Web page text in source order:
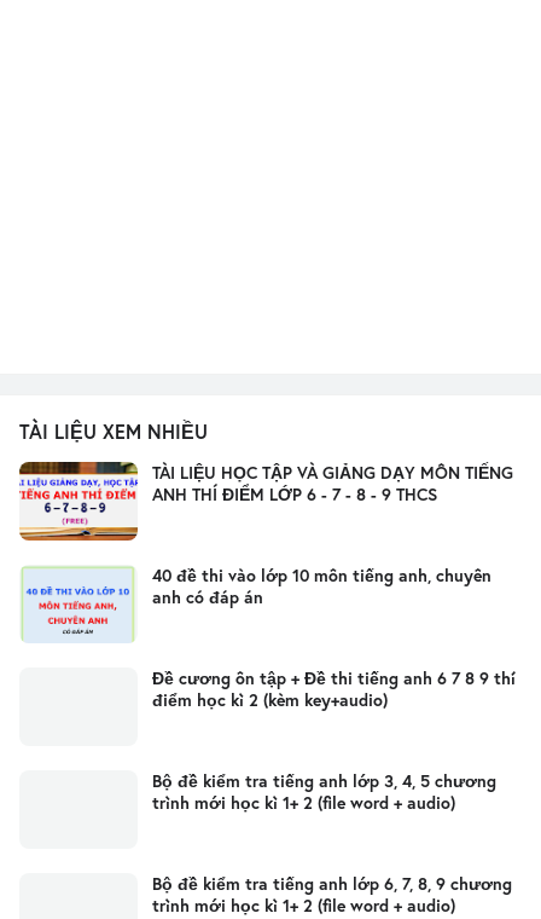
TÀI LIỆU XEM NHIỀU
TÀI LIỆU HỌC TẬP VÀ GIẢNG DẠY MÔN TIẾNG
ANH THÍ ĐIỂM LỚP 6 - 7 - 8 - 9 THCS
40 đề thi vào lớp 10 môn tiếng anh, chuyên
anh có đáp án
Đề cương ôn tập + Đề thi tiếng anh 6 7 8 9 thí
điểm học kì 2 (kèm key+audio)
Bộ đề kiểm tra tiếng anh lớp 3, 4, 5 chương
trình mới học kì 1+ 2 (file word + audio)
Bộ đề kiểm tra tiếng anh lớp 6, 7, 8, 9 chương
trình mới học kì 1+ 2 (file word + audio)